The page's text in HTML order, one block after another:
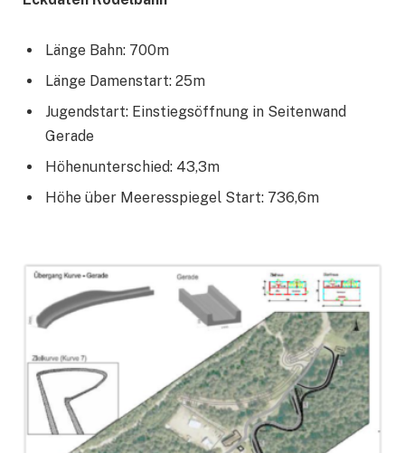
Länge Bahn: 700m
Länge Damenstart: 25m
Jugendstart: Einstiegsöffnung in Seitenwand
Gerade
Höhenunterschied: 43,3m
Höhe über Meeresspiegel Start: 736,6m